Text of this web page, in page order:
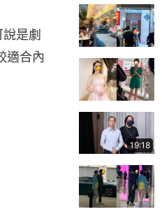
是劇
適合內
19:18